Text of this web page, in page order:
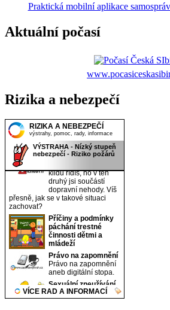
Praktická mobilní aplikace
Aktuální počasí
Rizika a nebezpečí